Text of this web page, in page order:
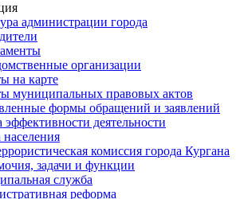
администрации города
организации
на карте
муниципальных правовых актов
формы обращений и заявлений
деятельности
комиссия города Кургана
задачи и функции
служба
реформа